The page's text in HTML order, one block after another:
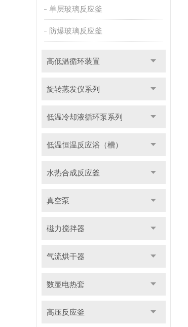
单层玻璃反应釜
防爆玻璃反应釜
高低温循环装置
旋转蒸发仪系列
低温冷却液循环泵系列
低温恒温反应浴（槽）
水热合成反应釜
真空泵
磁力搅拌器
气流烘干器
数显电热套
高压反应釜